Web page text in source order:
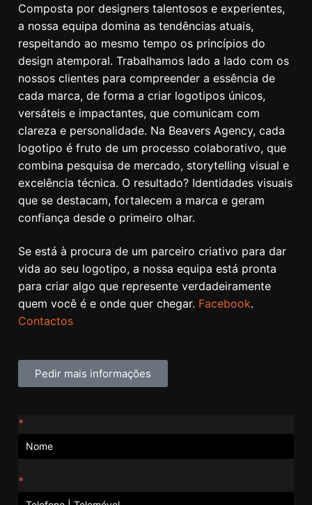
Composta por designers talentosos e experientes,
a nossa equipa domina as tendências atuais,
respeitando ao mesmo tempo os princípios do
design atemporal. Trabalhamos lado a lado com os
nossos clientes para compreender a essência de
cada marca, de forma a criar logotipos únicos,
versáteis e impactantes, que comunicam com
clareza e personalidade. Na Beavers Agency, cada
logotipo é fruto de um processo colaborativo, que
combina pesquisa de mercado, storytelling visual e
excelência técnica. O resultado? Identidades visuais
que se destacam, fortalecem a marca e geram
confiança desde o primeiro olhar.
Se está à procura de um parceiro criativo para dar
vida ao seu logotipo, a nossa equipa está pronta
para criar algo que represente verdadeiramente
quem você é e onde quer chegar. Facebook.
Contactos
Pedir mais informações
Contactos
*
*